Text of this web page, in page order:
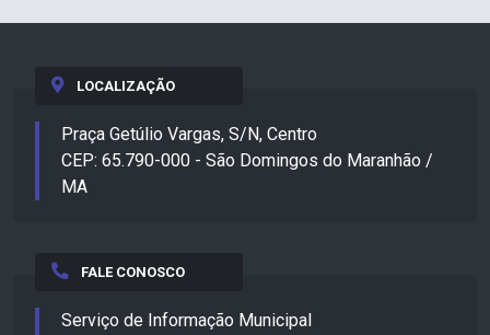
LOCALIZAÇÃO
Praça Getúlio Vargas, S/N, Centro
CEP: 65.790-000 - São Domingos do Maranhão /
MA
FALE CONOSCO
Serviço de Informação Municipal